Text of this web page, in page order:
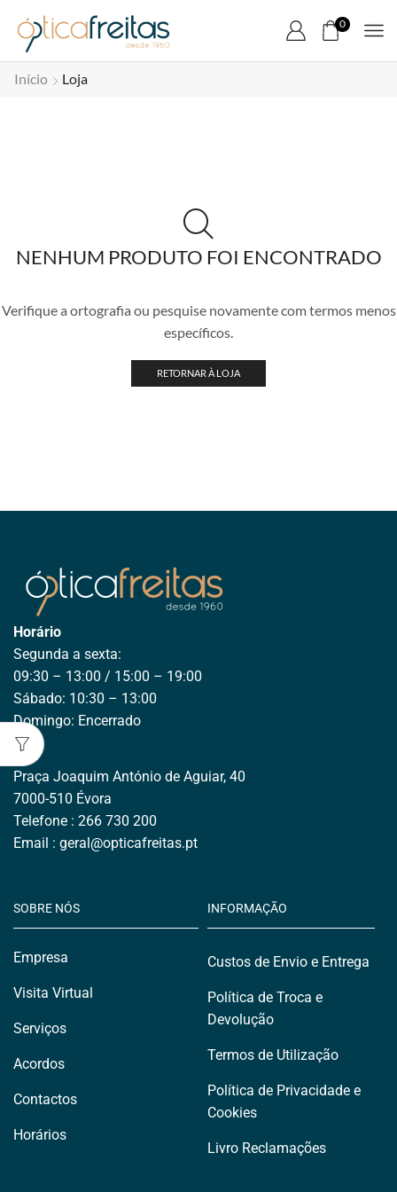
0
Início Loja
NENHUM PRODUTO FOI ENCONTRADO
Verifique a ortografia ou pesquise novamente com termos menos
específicos.
RETORNAR À LOJA
Horário
Segunda a sexta:
09:30 – 13:00 / 15:00 – 19:00
Sábado: 10:30 – 13:00
Domingo: Encerrado
Praça Joaquim António de Aguiar, 40
7000-510 Évora
Telefone : 266 730 200
Email : geral@opticafreitas.pt
SOBRE NÓS
Empresa
Visita Virtual
Serviços
Acordos
Contactos
Horários
INFORMAÇÃO
Custos de Envio e Entrega
Política de Troca e
Devolução
Termos de Utilização
Política de Privacidade e
Cookies
Livro Reclamações